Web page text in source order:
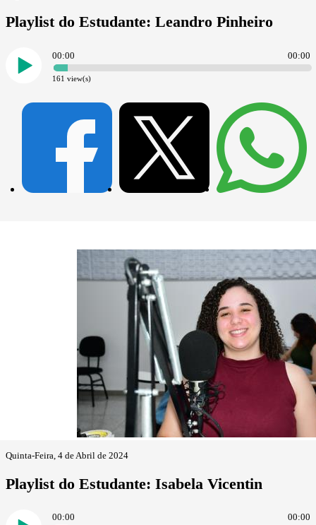
Playlist do Estudante: Leandro Pinheiro
00:00 00:00
161 view(s)
Quinta-Feira, 4 de Abril de 2024
Playlist do Estudante: Isabela Vicentin
00:00 00:00